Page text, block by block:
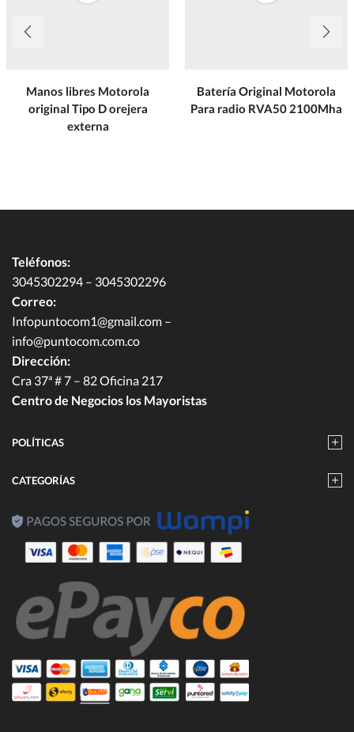
Manos libres Motorola
original Tipo D orejera
externa
Batería Original Motorola
Para radio RVA50 2100Mha
Teléfonos:
3045302294 – 3045302296
Correo:
Infopuntocom1@gmail.com –
info@puntocom.com.co
Dirección:
Cra 37ª # 7 – 82 Oficina 217
Centro de Negocios los Mayoristas
POLÍTICAS
CATEGORÍAS